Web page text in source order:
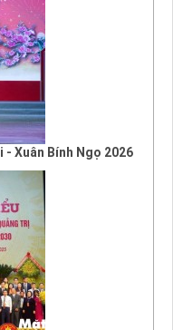
Xuân Bính Ngọ 2026